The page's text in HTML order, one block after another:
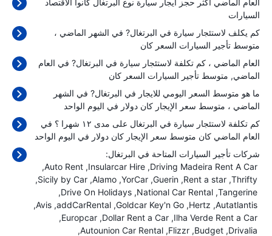
العام الماضي أكثر حجز ايجار سيارة نوع البرتغال كانوا الاقتصاد
السيارات
كم يكلف لاستئجار سيارة في البرتغال? في الشهر الماضي ،
متوسط تأجير السيارات السعر كان
العام الماضي ، كم تكلفة لاستئجار سيارة في البرتغال? في العام
الماضي, متوسط تأجير السيارات السعر كان
ما هو متوسط السعر اليومي للايجار في البرتغال? في الشهر
الماضي ، متوسط سعر الإيجار كان دولار في اليوم الواحد
كم تكلفة لاستئجار سيارة في البرتغال على مدى ١٢ شهرا ؟ في
العام الماضي كان متوسط سعر الإيجار كان دولار في اليوم الواحد
شركات تأجير السيارات المتاحة في البرتغال:
Driving Madeira Rent A Car
Insularcar Hire
Auto Rent
Thrifty
Rent a star
Guerin
YorCar
Alamo
Sicily by Car
Tangerine
National Car Rental
Drive On Holidays
Autatlantis
Hertz
Goldcar Key'n Go
addCarRental
Avis
Ilha Verde Rent a Car
Dollar Rent a Car
Europcar
Drivalia
Budget
Flizzr
Autounion Car Rental